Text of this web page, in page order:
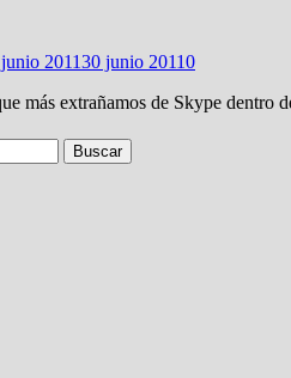
201130 junio 20110
más extrañamos de Skype